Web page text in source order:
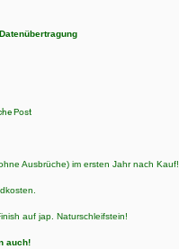
Post
Ausbrüche) im ersten Jahr nach Kauf!
auf jap. Naturschleifstein!
auch!